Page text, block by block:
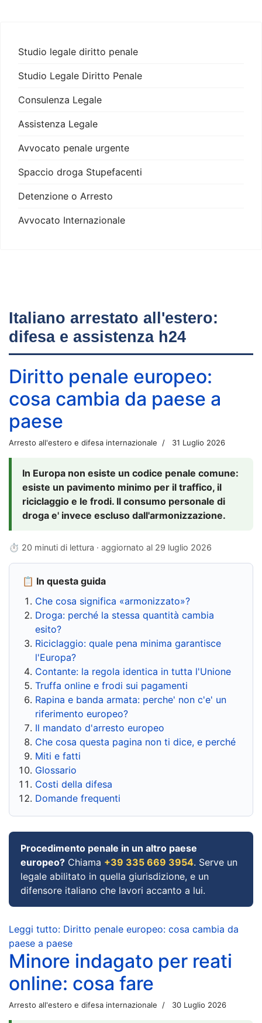
Studio legale diritto penale
Studio Legale Diritto Penale
Consulenza Legale
Assistenza Legale
Avvocato penale urgente
Spaccio droga Stupefacenti
Detenzione o Arresto
Avvocato Internazionale
Italiano arrestato all'estero:
difesa e assistenza h24
Diritto penale europeo:
cosa cambia da paese a
paese
Arresto all'estero e difesa internazionale 31 Luglio 2026
In Europa non esiste un codice penale comune:
esiste un pavimento minimo per il traffico, il
riciclaggio e le frodi. Il consumo personale di
droga e' invece escluso dall'armonizzazione.
⏱ 20 minuti di lettura · aggiornato al 29 luglio 2026
📋 In questa guida
Che cosa significa «armonizzato»?
Droga: perché la stessa quantità cambia
esito?
Riciclaggio: quale pena minima garantisce
l'Europa?
Contante: la regola identica in tutta l'Unione
Truffa online e frodi sui pagamenti
Rapina e banda armata: perche' non c'e' un
riferimento europeo?
Il mandato d'arresto europeo
Che cosa questa pagina non ti dice, e perché
Miti e fatti
Glossario
Costi della difesa
Domande frequenti
Procedimento penale in un altro paese
europeo? Chiama +39 335 669 3954. Serve un
legale abilitato in quella giurisdizione, e un
difensore italiano che lavori accanto a lui.
Leggi tutto: Diritto penale europeo: cosa cambia da
paese a paese
Minore indagato per reati
online: cosa fare
Arresto all'estero e difesa internazionale 30 Luglio 2026